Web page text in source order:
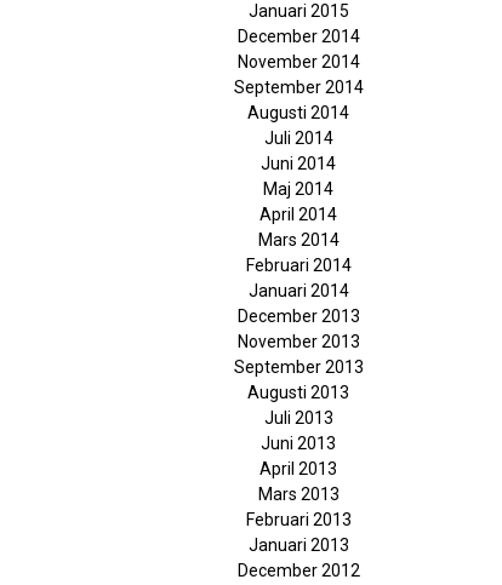
Januari 2015
December 2014
November 2014
September 2014
Augusti 2014
Juli 2014
Juni 2014
Maj 2014
April 2014
Mars 2014
Februari 2014
Januari 2014
December 2013
November 2013
September 2013
Augusti 2013
Juli 2013
Juni 2013
April 2013
Mars 2013
Februari 2013
Januari 2013
December 2012